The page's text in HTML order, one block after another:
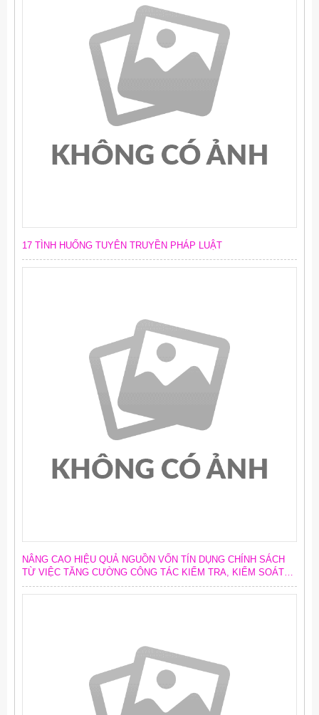
17 TÌNH HUỐNG TUYÊN TRUYỀN PHÁP LUẬT
NÂNG CAO HIỆU QUẢ NGUỒN VỐN TÍN DỤNG CHÍNH SÁCH
TỪ VIỆC TĂNG CƯỜNG CÔNG TÁC KIỂM TRA, KIỂM SOÁT
NỘI BỘ